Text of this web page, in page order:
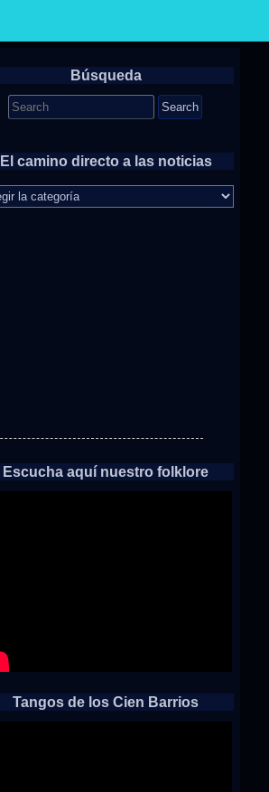
Búsqueda
Search
for:
El camino directo a las noticias
Escucha aquí nuestro folklore
Tangos de los Cien Barrios